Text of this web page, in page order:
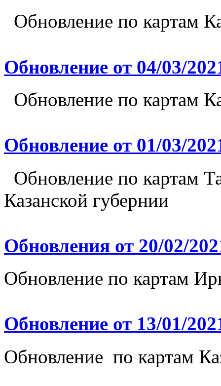
Обновление по картам
Обновление от 04/03/
Обновление по картам
Обновление от 01/03/
Обновление по картам
Казанской губернии
Обновления от 20/02/
Обновление по картам
Обновление от 13/01/
Обновление по картам